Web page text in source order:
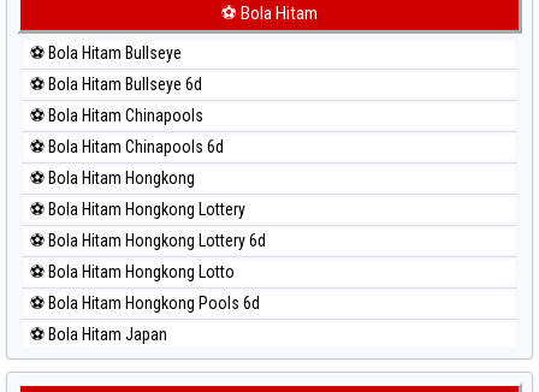
⚽ Bola Merah Kuda Lari
⚽ Bola Merah Magnum Cambodia
⚽ Bola Merah Nagoya
⚽ Bola Merah North Carolina Day
⚽ Bola Merah Pcso
⚽ Bola Merah Sao Paulo
⚽ Bola Merah Singapore
⚽ Bola Merah Sydney
⚽ Bola Merah Sydney Lottery
⚽ Bola Merah Sydney Lottery 6d
⚽ Bola Merah Sydney Lotto
⚽ Bola Hitam
⚽ Bola Hitam Bullseye
⚽ Bola Hitam Bullseye 6d
⚽ Bola Hitam Chinapools
⚽ Bola Hitam Chinapools 6d
⚽ Bola Hitam Hongkong
⚽ Bola Hitam Hongkong Lottery
⚽ Bola Hitam Hongkong Lottery 6d
⚽ Bola Hitam Hongkong Lotto
⚽ Bola Hitam Hongkong Pools 6d
⚽ Bola Hitam Japan
⚽ Bola Hitam Japan 6d